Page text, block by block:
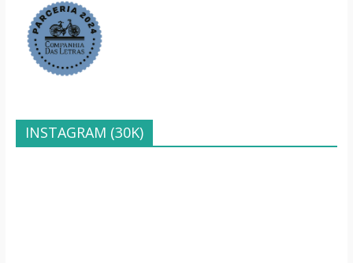
INSTAGRAM (30K)